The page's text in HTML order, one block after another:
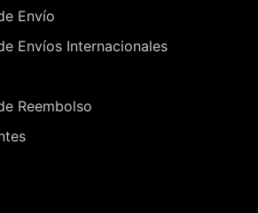
Envío
Envíos Internacionales
Reembolso